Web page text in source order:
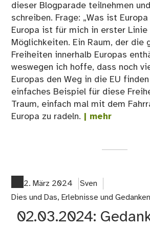
dieser Blogparade teilnehmen
schreiben. Frage: „Was ist
Europa ist für mich in erster Linie
Möglichkeiten. Ein Raum, der die
Freiheiten innerhalb Europas
weswegen ich hoffe, dass noch
Europas den Weg in die EU
einfaches Beispiel für diese
Traum, einfach mal mit dem
Europa zu radeln. | mehr
2. März 2024
Sven
Dies und Das, Erlebnisse und Gedanken
02.03.2024: